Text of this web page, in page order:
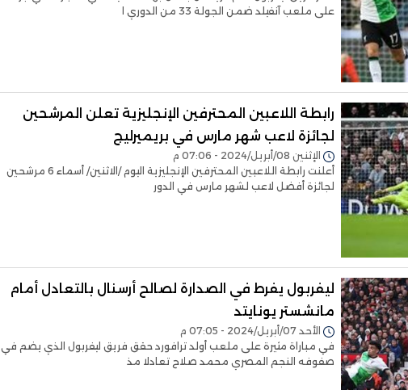
على ملعب آنفيلد ضمن الجولة 33 من الدوري ا
رابطة اللاعبين المحترفين الإنجليزية تعلن المرشحين
لجائزة لاعب شهر مارس في بريميرليج
الإثنين 08/أبريل/2024 - 07:06 م
أعلنت رابطة اللاعبين المحترفين الإنجليزية اليوم /الاثنين/ أسماء 6 مرشحين
لجائزة أفضل لاعب لشهر مارس في الدور
ليفربول يفرط في الصدارة لصالح أرسنال بالتعادل أمام
مانشستر يونايتد
الأحد 07/أبريل/2024 - 07:05 م
في مباراة مثيرة على ملعب أولد ترافورد حقق فريق ليفربول الذي يضم في
صفوفه النجم المصري محمد صلاح تعادلا مذ